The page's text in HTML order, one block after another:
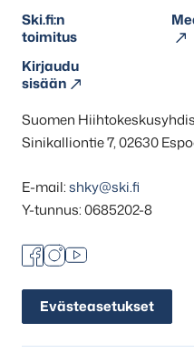
Ski.fi:n
toimitus
Kirjaudu
sisään
Suomen
Sinikalliontie 7, 02630
E-mail:shky@ski.fi
Y-tunnus: 0685202-8
Facebook
Instagram
Youtube
Evästeasetukset